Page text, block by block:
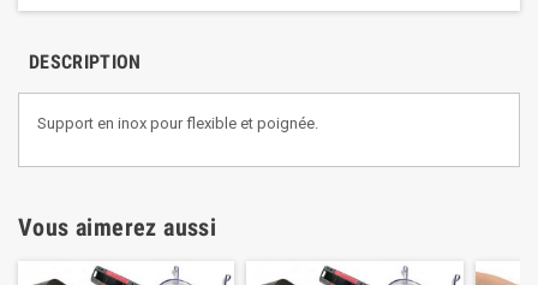
DESCRIPTION
Support en inox pour flexible et poignée.
Vous aimerez aussi